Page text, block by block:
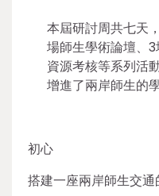
本屆研討周共七天
場師生學術論壇、
資源考核等系列活
增進了兩岸師生的
初心
搭建一座兩岸師生交通